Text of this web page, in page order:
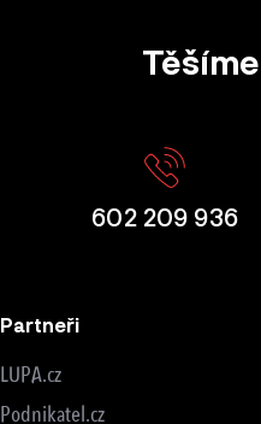
602 209 936
Partneři
LUPA.cz
Podnikatel.cz